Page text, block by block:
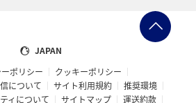
ションコードについて
索
いた条件でのもっともおトクな運賃となり
JAPAN
ポリシー
クッキーポリシー
について
サイト利用規約
推奨環境
ィについて
サイトマップ 運送約款